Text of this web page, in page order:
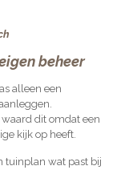
beheer
alleen een
dit omdat een
kijk op heeft.
tuinplan wat past bij